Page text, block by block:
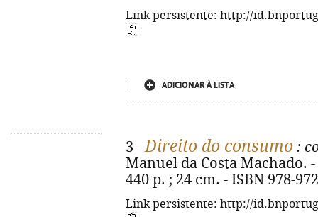
Link persistente: http://
ADICIONAR À LISTA
3 -Direito do consumo :
Manuel da Costa Machado.
440 p. ; 24 cm. - ISBN 978-
Link persistente: http://